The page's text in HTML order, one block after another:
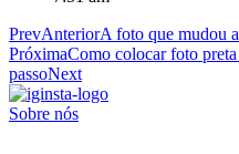
PrevAnteriorA foto que mudou
PróximaComo colocar foto
passoNext
Sobre nós